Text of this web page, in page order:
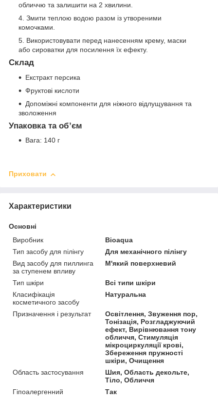
обличчю та залишити на 2 хвилини.
Змити теплою водою разом із утвореними
комочками.
Використовувати перед нанесенням крему, маски
або сироватки для посилення їх ефекту.
Склад
Екстракт персика
Фруктові кислоти
Допоміжні компоненти для ніжного відлущування та
зволоження
Упаковка та об’єм
Вага: 140 г
Приховати
Характеристики
Основні
Виробник
Bioaqua
Тип засобу для пілінгу
Для механічного пілінгу
Вид засобу для пиллинга
за ступенем впливу
М'який поверхневий
Тип шкіри
Всі типи шкіри
Класифікація
косметичного засобу
Натуральна
Призначення і результат
Освітлення, Звуження пор,
Тонізація, Розгладжуючий
ефект, Вирівнювання тону
обличчя, Стимуляція
мікроциркуляції крові,
Збереження пружності
шкіри, Очищення
Область застосування
Шия, Область декольте,
Тіло, Обличчя
Гіпоалергенний
Так